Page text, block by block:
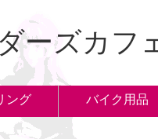
ーズカフ
ング バイク用品